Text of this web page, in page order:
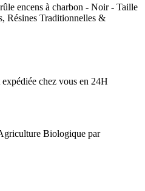
chez vous en 24H
Biologique par